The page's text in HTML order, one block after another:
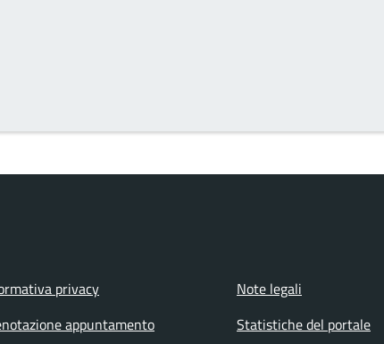
privacy
Note legali
appuntamento Statistiche del portale